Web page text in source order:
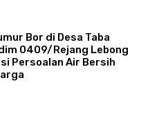
Bor di Desa Taba
0409/Rejang Lebong
Persoalan Air Bersih